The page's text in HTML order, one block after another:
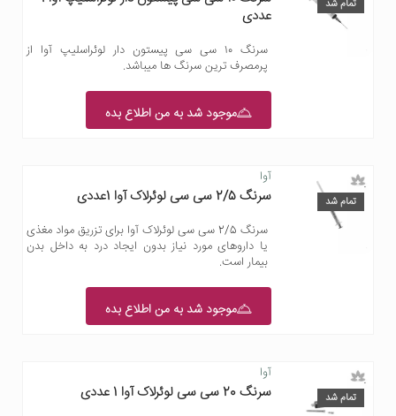
تمام شد
عددی
سرنگ ۱۰ سی سی پیستون دار لوئراسلیپ آوا از
پرمصرف ترین سرنگ ها میباشد.
موجود شد به من اطلاع بده
تمام شد
آوا
سرنگ 2/5 سی سی لوئرلاک آوا 1عددی
سرنگ 2/5 سی سی لوئرلاک آوا برای تزریق مواد مغذی
یا داروهای مورد نیاز بدون ایجاد درد به داخل بدن
بیمار است.
موجود شد به من اطلاع بده
تمام شد
آوا
سرنگ 20 سی سی لوئرلاک آوا 1 عددی